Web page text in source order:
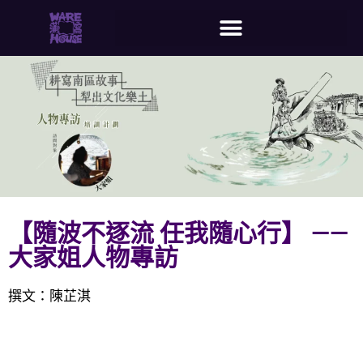
【隨波不逐流 任我隨心行】 ——
大家姐人物專訪
撰文：陳芷淇